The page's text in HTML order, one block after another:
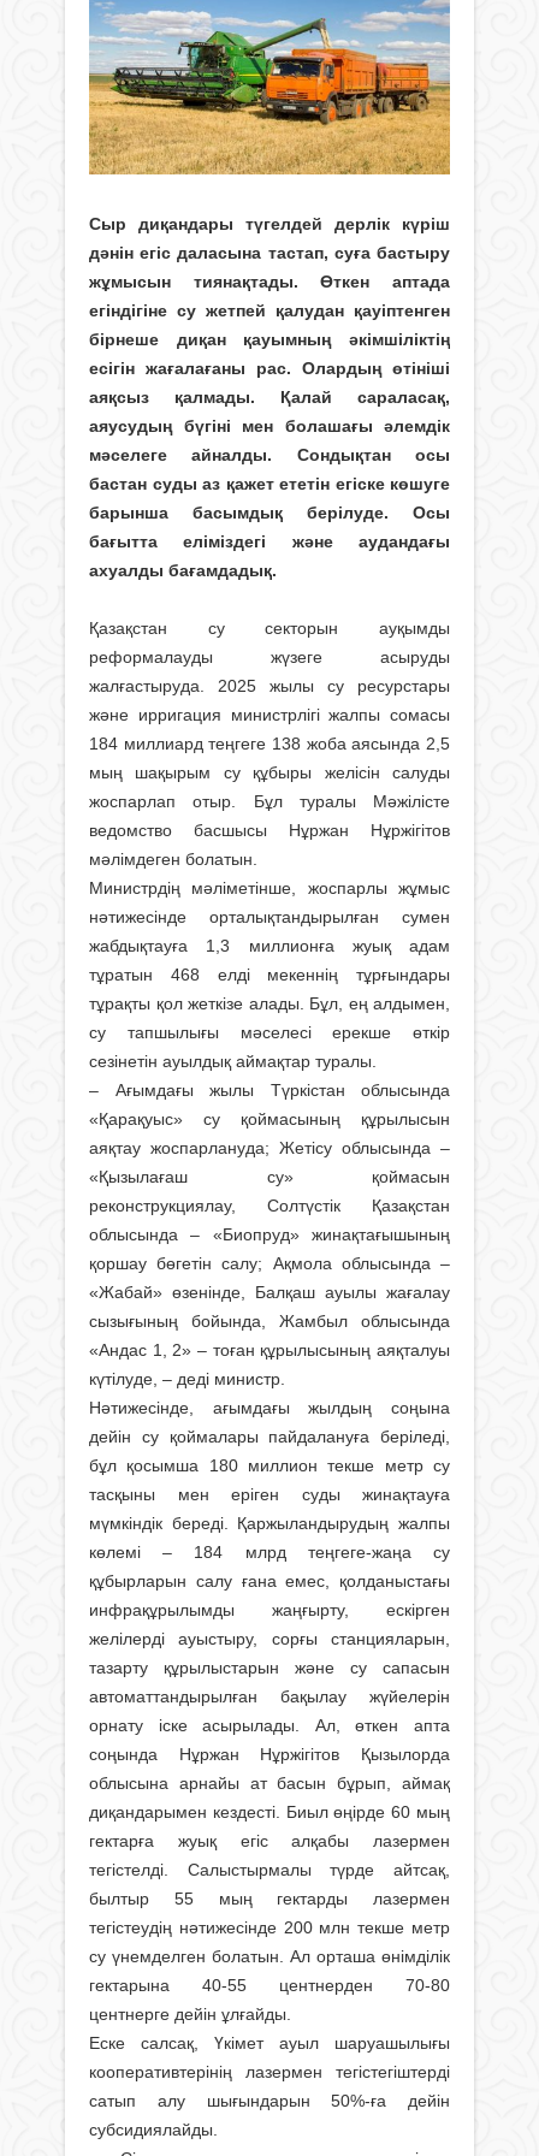
Сыр диқандары түгелдей дерлік күріш
дәнін егіс даласына тастап, суға бастыру
жұмысын тиянақтады. Өткен аптада
егіндігіне су жетпей қалудан қауіптенген
бірнеше диқан қауымның әкімшіліктің
есігін жағалағаны рас. Олардың өтініші
аяқсыз қалмады. Қалай сараласақ,
аяусудың бүгіні мен болашағы әлемдік
мәселеге айналды. Сондықтан осы
бастан суды аз қажет ететін егіске көшуге
барынша басымдық берілуде. Осы
бағытта еліміздегі және аудандағы
ахуалды бағамдадық.
Қазақстан су секторын ауқымды
реформалауды жүзеге асыруды
жалғастыруда. 2025 жылы су ресурстары
және ирригация министрлігі жалпы сомасы
184 миллиард теңгеге 138 жоба аясында 2,5
мың шақырым су құбыры желісін салуды
жоспарлап отыр. Бұл туралы Мәжілісте
ведомство басшысы Нұржан Нұржігітов
мәлімдеген болатын.
Министрдің мәліметінше, жоспарлы жұмыс
нәтижесінде орталықтандырылған сумен
жабдықтауға 1,3 миллионға жуық адам
тұратын 468 елді мекеннің тұрғындары
тұрақты қол жеткізе алады. Бұл, ең алдымен,
су тапшылығы мәселесі ерекше өткір
сезінетін ауылдық аймақтар туралы.
– Ағымдағы жылы Түркістан облысында
«Қарақуыс» су қоймасының құрылысын
аяқтау жоспарлануда; Жетісу облысында –
«Қызылағаш су» қоймасын
реконструкциялау, Солтүстік Қазақстан
облысында – «Биопруд» жинақтағышының
қоршау бөгетін салу; Ақмола облысында –
«Жабай» өзенінде, Балқаш ауылы жағалау
сызығының бойында, Жамбыл облысында
«Андас 1, 2» – тоған құрылысының аяқталуы
күтілуде, – деді министр.
Нәтижесінде, ағымдағы жылдың соңына
дейін су қоймалары пайдалануға беріледі,
бұл қосымша 180 миллион текше метр су
тасқыны мен еріген суды жинақтауға
мүмкіндік береді. Қаржыландырудың жалпы
көлемі – 184 млрд теңгеге-жаңа су
құбырларын салу ғана емес, қолданыстағы
инфрақұрылымды жаңғырту, ескірген
желілерді ауыстыру, сорғы станцияларын,
тазарту құрылыстарын және су сапасын
автоматтандырылған бақылау жүйелерін
орнату іске асырылады. Ал, өткен апта
соңында Нұржан Нұржігітов Қызылорда
облысына арнайы ат басын бұрып, аймақ
диқандарымен кездесті. Биыл өңірде 60 мың
гектарға жуық егіс алқабы лазермен
тегістелді. Салыстырмалы түрде айтсақ,
былтыр 55 мың гектарды лазермен
тегістеудің нәтижесінде 200 млн текше метр
су үнемделген болатын. Ал орташа өнімділік
гектарына 40-55 центнерден 70-80
центнерге дейін ұлғайды.
Еске салсақ, Үкімет ауыл шаруашылығы
кооперативтерінің лазермен тегістегіштерді
сатып алу шығындарын 50%-ға дейін
субсидиялайды.